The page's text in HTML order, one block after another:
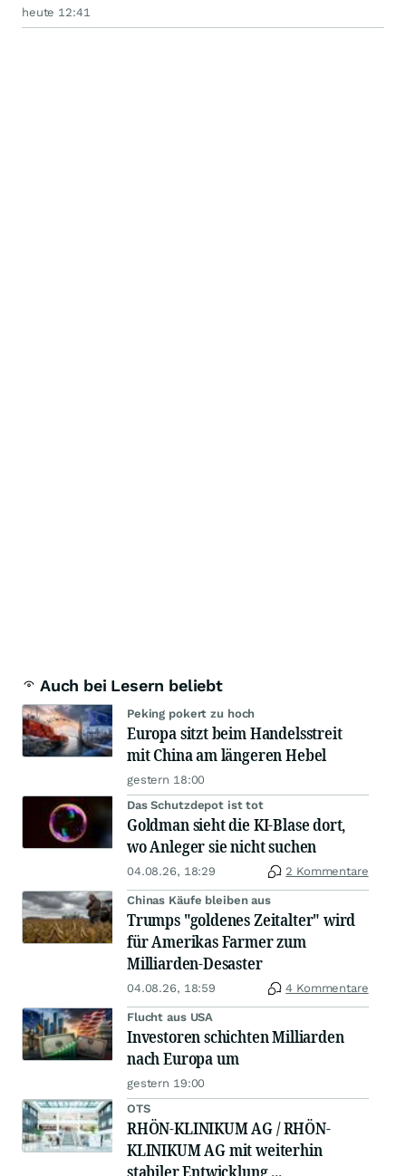
heute 12:41
Auch bei Lesern beliebt
Peking pokert zu hoch
Europa sitzt beim Handelsstreit
mit China am längeren Hebel
gestern 18:00
Das Schutzdepot ist tot
Goldman sieht die KI-Blase dort,
wo Anleger sie nicht suchen
04.08.26, 18:29 2 Kommentare
Chinas Käufe bleiben aus
Trumps "goldenes Zeitalter" wird
für Amerikas Farmer zum
Milliarden-Desaster
04.08.26, 18:59 4 Kommentare
Flucht aus USA
Investoren schichten Milliarden
nach Europa um
gestern 19:00
OTS
RHÖN-KLINIKUM AG / RHÖN-
KLINIKUM AG mit weiterhin